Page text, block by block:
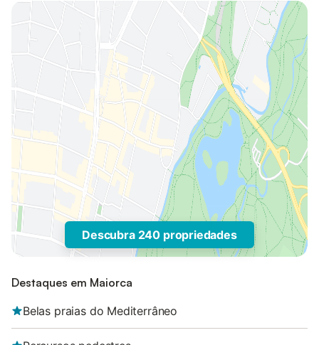
Descubra 240 propriedades
Destaques em Maiorca
Belas praias do Mediterrâneo